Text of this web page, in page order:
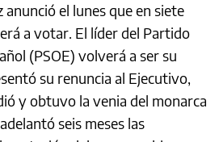
el lunes que en siete
a votar. El líder del Partido
(PSOE) volverá a ser su
su renuncia al Ejecutivo,
y obtuvo la venia del monarca
seis meses las